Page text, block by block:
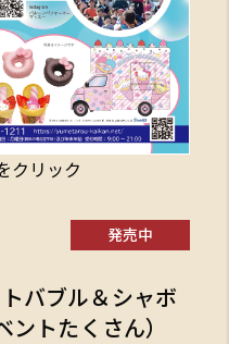
クリック
発売中
バブル＆シャボ
ントたくさん）